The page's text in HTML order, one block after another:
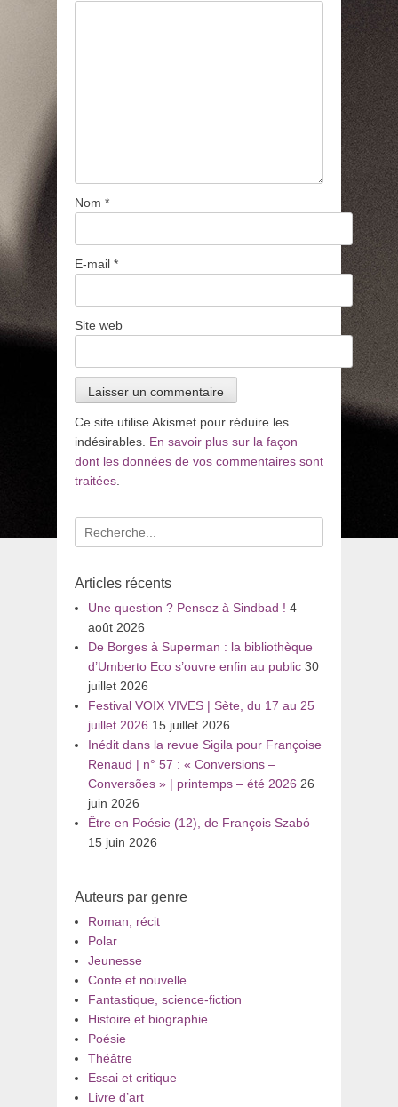
Nom *
E-mail *
Site web
Ce site utilise Akismet pour réduire les
indésirables. En savoir plus sur la façon
dont les données de vos commentaires sont
traitées.
Recherche
pour
Articles récents
Une question ? Pensez à Sindbad ! 4
août 2026
De Borges à Superman : la bibliothèque
d’Umberto Eco s’ouvre enfin au public 30
juillet 2026
Festival VOIX VIVES | Sète, du 17 au 25
juillet 2026 15 juillet 2026
Inédit dans la revue Sigila pour Françoise
Renaud | n° 57 : « Conversions –
Conversões » | printemps – été 2026 26
juin 2026
Être en Poésie (12), de François Szabó
15 juin 2026
Auteurs par genre
Roman, récit
Polar
Jeunesse
Conte et nouvelle
Fantastique, science-fiction
Histoire et biographie
Poésie
Théâtre
Essai et critique
Livre d’art